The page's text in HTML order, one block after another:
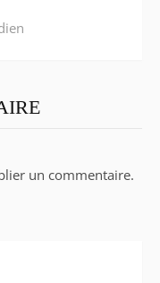
un commentaire.